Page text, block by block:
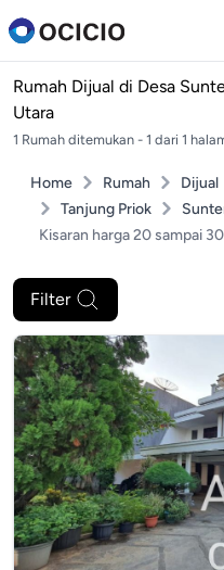
Rumah Dijual di Desa
Utara
1 Rumah ditemukan - 1 dari 1
Home Rumah Dijual
Tanjung Priok
Kisaran harga 20 sampai
Filter